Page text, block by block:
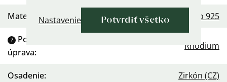
Nastavenie Potvrdiť všetko
Materiál: Striebro 925
?
Povrchová
úprava:
Rhodium
Osadenie: Zirkón (CZ)